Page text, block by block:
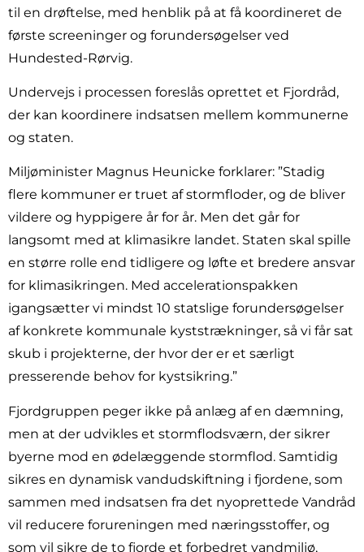
til en drøftelse, med henblik på at få koordineret de
første screeninger og forundersøgelser ved
Hundested-Rørvig.
Undervejs i processen foreslås oprettet et Fjordråd,
der kan koordinere indsatsen mellem kommunerne
og staten.
Miljøminister Magnus Heunicke forklarer: ”Stadig
flere kommuner er truet af stormfloder, og de bliver
vildere og hyppigere år for år. Men det går for
langsomt med at klimasikre landet. Staten skal spille
en større rolle end tidligere og løfte et bredere ansvar
for klimasikringen. Med accelerationspakken
igangsætter vi mindst 10 statslige forundersøgelser
af konkrete kommunale kyststrækninger, så vi får sat
skub i projekterne, der hvor der er et særligt
presserende behov for kystsikring.”
Fjordgruppen peger ikke på anlæg af en dæmning,
men at der udvikles et stormflodsværn, der sikrer
byerne mod en ødelæggende stormflod. Samtidig
sikres en dynamisk vandudskiftning i fjordene, som
sammen med indsatsen fra det nyoprettede Vandråd
vil reducere forureningen med næringsstoffer, og
som vil sikre de to fjorde et forbedret vandmiljø,